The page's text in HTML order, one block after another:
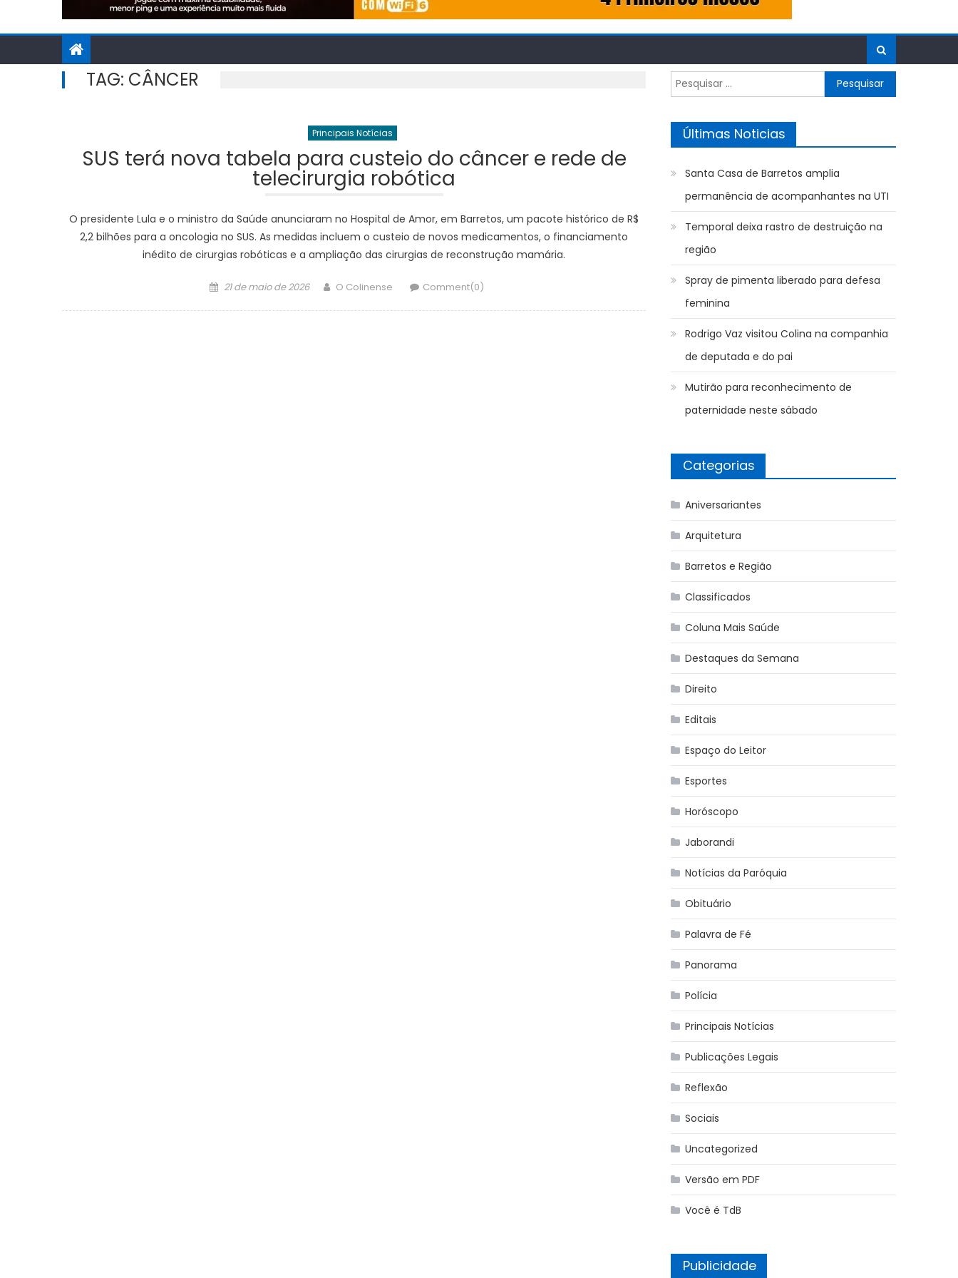
TAG: CÂNCER
Principais Notícias
SUS terá nova tabela para custeio do câncer e rede de
telecirurgia robótica
O presidente Lula e o ministro da Saúde anunciaram no Hospital de Amor, em Barretos, um pacote histórico de R$
2,2 bilhões para a oncologia no SUS. As medidas incluem o custeio de novos medicamentos, o financiamento
inédito de cirurgias robóticas e a ampliação das cirurgias de reconstrução mamária.
Posted
21 de maio de 2026 Author
O Colinense Comment(0)
Pesquisar
por:
Últimas Noticias
Santa Casa de Barretos amplia
permanência de acompanhantes na UTI
Temporal deixa rastro de destruição na
região
Spray de pimenta liberado para defesa
feminina
Rodrigo Vaz visitou Colina na companhia
de deputada e do pai
Mutirão para reconhecimento de
paternidade neste sábado
Categorias
Aniversariantes
Arquitetura
Barretos e Região
Classificados
Coluna Mais Saúde
Destaques da Semana
Direito
Editais
Espaço do Leitor
Esportes
Horóscopo
Jaborandi
Notícias da Paróquia
Obituário
Palavra de Fé
Panorama
Polícia
Principais Notícias
Publicações Legais
Reflexão
Sociais
Uncategorized
Versão em PDF
Você é TdB
Publicidade